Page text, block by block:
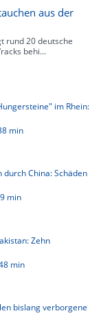
aus der
rund 20 deutsche
behi...
im Rhein:
min
China: Schäden
min
Zehn
min
bislang verborgene